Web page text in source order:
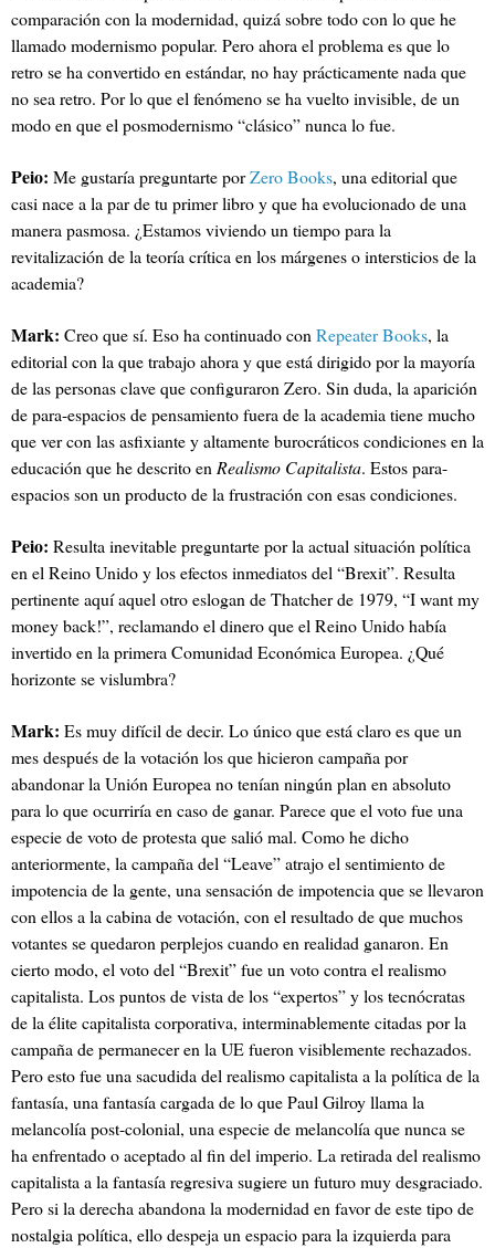
comparación con la modernidad, quizá sobre todo con lo que he
llamado modernismo popular. Pero ahora el problema es que lo
retro se ha convertido en estándar, no hay prácticamente nada que
no sea retro. Por lo que el fenómeno se ha vuelto invisible, de un
modo en que el posmodernismo “clásico” nunca lo fue.
Peio: Me gustaría preguntarte porZero Books, una editorial que
casi nace a la par de tu primer libro y que ha evolucionado de una
manera pasmosa. ¿Estamos viviendo un tiempo para la
revitalización de la teoría crítica en los márgenes o intersticios de la
academia?
Mark: Creo que sí. Eso ha continuado conRepeater Books, la
editorial con la que trabajo ahora y que está dirigido por la mayoría
de las personas clave que configuraron Zero. Sin duda, la aparición
de para-espacios de pensamiento fuera de la academia tiene mucho
que ver con las asfixiante y altamente burocráticos condiciones en la
educación que he descrito enRealismo Capitalista. Estos para-
espacios son un producto de la frustración con esas condiciones.
Peio: Resulta inevitable preguntarte por la actual situación política
en el Reino Unido y los efectos inmediatos del “Brexit”. Resulta
pertinente aquí aquel otro eslogan de Thatcher de 1979, “I want my
money back!”, reclamando el dinero que el Reino Unido había
invertido en la primera Comunidad Económica Europea. ¿Qué
horizonte se vislumbra?
Mark: Es muy difícil de decir. Lo único que está claro es que un
mes después de la votación los que hicieron campaña por
abandonar la Unión Europea no tenían ningún plan en absoluto
para lo que ocurriría en caso de ganar. Parece que el voto fue una
especie de voto de protesta que salió mal. Como he dicho
anteriormente, la campaña del “Leave” atrajo el sentimiento de
impotencia de la gente, una sensación de impotencia que se llevaron
con ellos a la cabina de votación, con el resultado de que muchos
votantes se quedaron perplejos cuando en realidad ganaron. En
cierto modo, el voto del “Brexit” fue un voto contra el realismo
capitalista. Los puntos de vista de los “expertos” y los tecnócratas
de la élite capitalista corporativa, interminablemente citadas por la
campaña de permanecer en la UE fueron visiblemente rechazados.
Pero esto fue una sacudida del realismo capitalista a la política de la
fantasía, una fantasía cargada de lo que Paul Gilroy llama la
melancolía post-colonial, una especie de melancolía que nunca se
ha enfrentado o aceptado al fin del imperio. La retirada del realismo
capitalista a la fantasía regresiva sugiere un futuro muy desgraciado.
Pero si la derecha abandona la modernidad en favor de este tipo de
nostalgia política, ello despeja un espacio para la izquierda para